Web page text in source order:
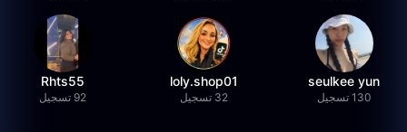
seulkee yun
130 تسجيل
loly.shop01
32 تسجيل
Rhts55
92 تسجيل